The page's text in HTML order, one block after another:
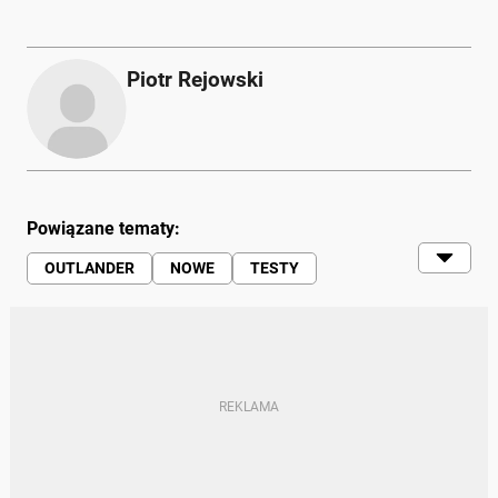
Piotr Rejowski
Powiązane tematy:
OUTLANDER NOWE
TESTY